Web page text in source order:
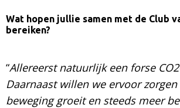
Wat hopen jullie samen met de Club
bereiken?
“Allereerst natuurlijk een forse
Daarnaast willen we ervoor
beweging groeit en steeds meer